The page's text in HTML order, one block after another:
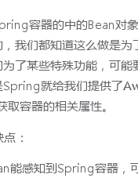
容器的中的Bean对
我们都知道这么做是为
了某些特殊功能，可
Spring就给我们提供了
容器的相关属性。
：
能感知到Spring容器，